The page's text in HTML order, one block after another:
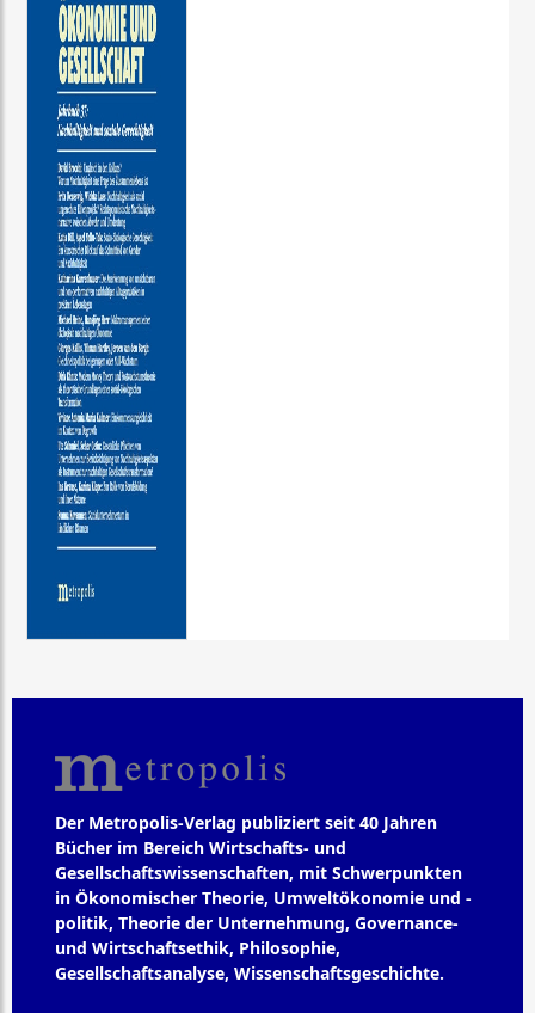
Der Metropolis-Verlag publiziert seit 40 Jahren
Bücher im Bereich Wirtschafts- und
Gesellschaftswissenschaften, mit Schwerpunkten
in Ökonomischer Theorie, Umweltökonomie und -
politik, Theorie der Unternehmung, Governance-
und Wirtschaftsethik, Philosophie,
Gesellschaftsanalyse, Wissenschaftsgeschichte.